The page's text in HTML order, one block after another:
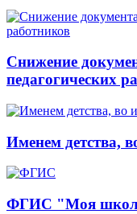
Снижение
педагогических
Именем детства,
ФГИС "Моя